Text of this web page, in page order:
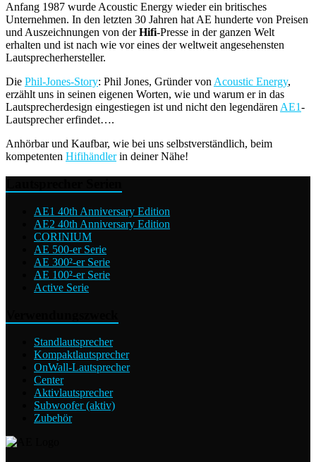
Anfang 1987 wurde Acoustic Energy wieder ein britisches
Unternehmen. In den letzten 30 Jahren hat AE hunderte von Preisen
und Auszeichnungen von derHifi-Presse in der ganzen Welt
erhalten und ist nach wie vor eines der weltweit angesehensten
Lautsprecherhersteller.
Die Phil-Jones-Story: Phil Jones, Gründer von Acoustic Energy,
erzählt uns in seinen eigenen Worten, wie und warum er in das
Lautsprecherdesign eingestiegen ist und nicht den legendären AE1-
Lautsprecher erfindet….
Anhörbar und Kaufbar, wie bei uns selbstverständlich, beim
kompetenten Hifihändlerin deiner Nähe!
AE1 40th Anniversary Edition
AE2 40th Anniversary Edition
CORINIUM
AE 500-er Serie
AE 300²-er Serie
AE 100²-er Serie
Active Serie
Standlautsprecher
Kompaktlautsprecher
OnWall-Lautsprecher
Center
Aktivlautsprecher
Subwoofer (aktiv)
Zubehör